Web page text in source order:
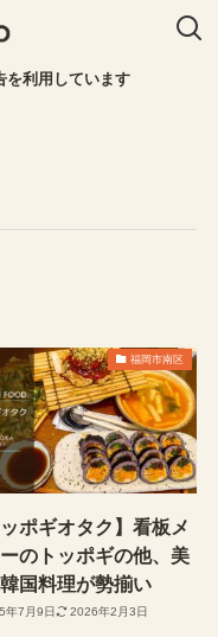
利用しています
福岡市南区
ッポギオタク】看板メ
のトッポギの他、美
国料理が勢揃い
年7月9日 2026年2月3日